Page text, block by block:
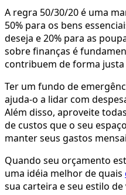
A regra 50/30/20 é uma
50% para os bens
deseja e 20% para as
sobre finanças é
contribuem de forma
Ter um fundo de
ajuda-o a lidar com
Além disso, aproveite
de custos que o seu
manter seus gastos
Quando seu orçamento
uma idéia melhor de quais
sua carteira e seu estilo de